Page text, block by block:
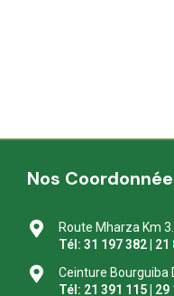
Nos
Route Mharza Km
Tél: 31 197 382 | 21
Ceinture Bourguiba
Tél: 21 391 115 | 29